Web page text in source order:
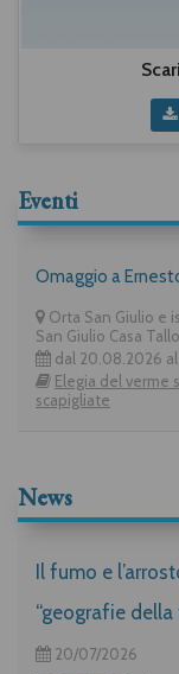
Eventi
Omaggio a
Orta San Giulio e
San Giulio Casa
dal 20.08.2026
Elegia del verme
scapigliate
News
Il fumo e
“geografie della
20/07/2026